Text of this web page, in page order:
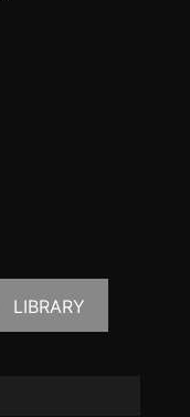
LIBRARY